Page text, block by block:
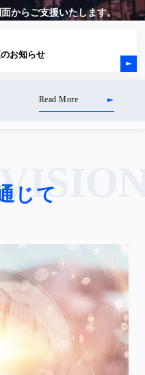
からご支援いたします。
お知らせ
Read More
じて